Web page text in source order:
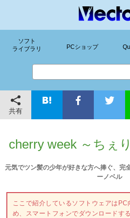
ソフト
ライブラリ
PCショップ
共有
cherry week ～ちぇ
元気でツン髪の少年が好きな方へ捧ぐ、完
ーノベル
ここで紹介しているソフトウェアは
め、スマートフォンでダウンロードす